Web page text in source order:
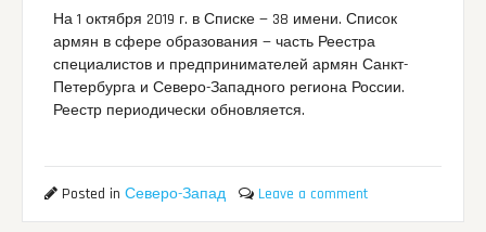
На 1 октября 2019 г. в Списке — 38 имени. Список
армян в сфере образования — часть Реестра
специалистов и предпринимателей армян Санкт-
Петербурга и Северо-Западного региона России.
Реестр периодически обновляется.
Posted inСеверо-Запад Leave a comment